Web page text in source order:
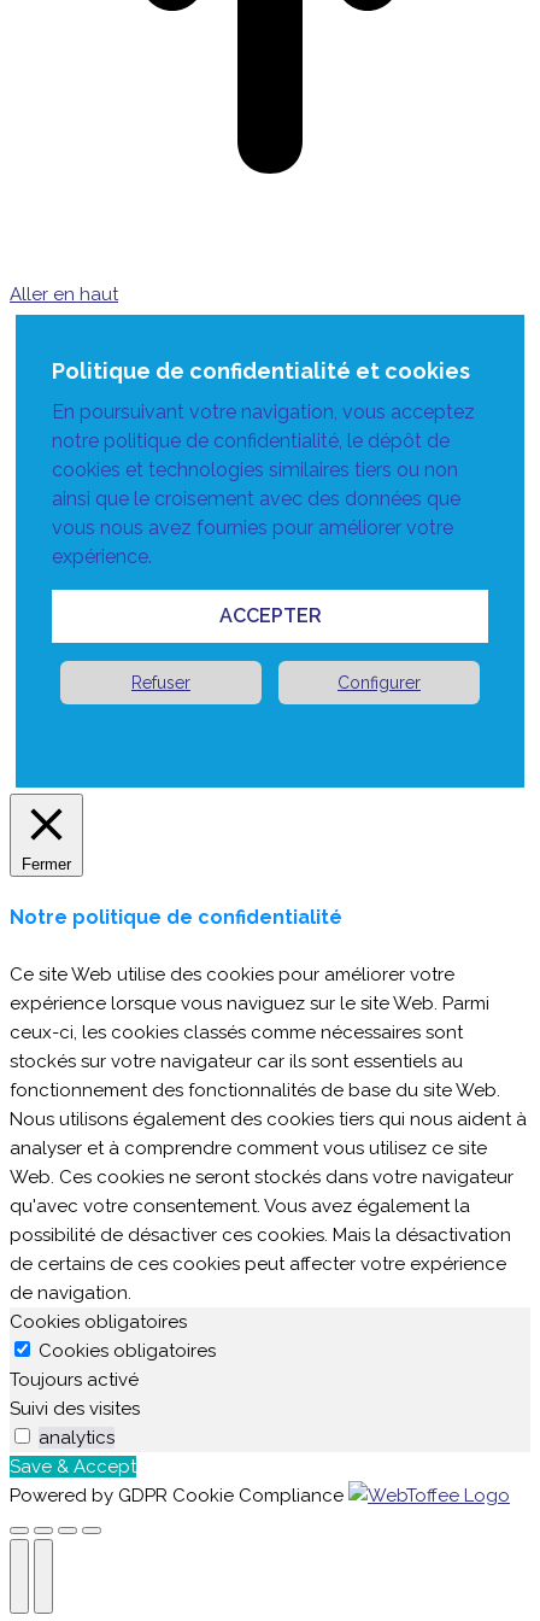
Aller en haut
Politique de confidentialité et cookies
En poursuivant votre navigation, vous acceptez
notre politique de confidentialité, le dépôt de
cookies et technologies similaires tiers ou non
ainsi que le croisement avec des données que
vous nous avez fournies pour améliorer votre
expérience.
ACCEPTER
Refuser Configurer
Fermer
Notre politique de confidentialité
Ce site Web utilise des cookies pour améliorer votre
expérience lorsque vous naviguez sur le site Web. Parmi
ceux-ci, les cookies classés comme nécessaires sont
stockés sur votre navigateur car ils sont essentiels au
fonctionnement des fonctionnalités de base du site Web.
Nous utilisons également des cookies tiers qui nous aident à
analyser et à comprendre comment vous utilisez ce site
Web. Ces cookies ne seront stockés dans votre navigateur
qu'avec votre consentement. Vous avez également la
possibilité de désactiver ces cookies. Mais la désactivation
de certains de ces cookies peut affecter votre expérience
de navigation.
Cookies obligatoires
Cookies obligatoires
Toujours activé
Suivi des visites
analytics
Save & Accept
Powered by GDPR Cookie Compliance